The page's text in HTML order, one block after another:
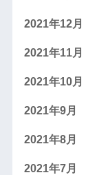
2021年12月
2021年11月
2021年10月
2021年9月
2021年8月
2021年7月